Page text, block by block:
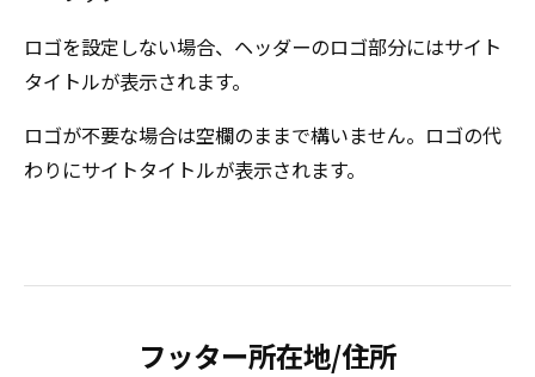
ロゴを設定しない場合、ヘッダーのロゴ部分にはサイト
タイトルが表示されます。
ロゴが不要な場合は空欄のままで構いません。ロゴの代
わりにサイトタイトルが表示されます。
フッター所在地/住所